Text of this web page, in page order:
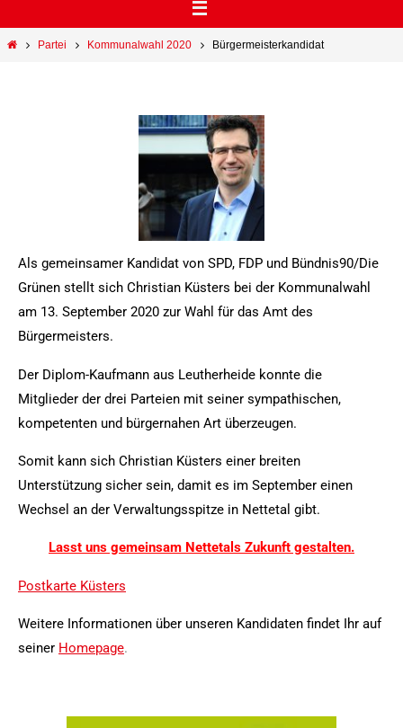
Partei Kommunalwahl 2020 Bürgermeisterkandidat
Als gemeinsamer Kandidat von SPD, FDP und Bündnis90/Die
Grünen stellt sich Christian Küsters bei der Kommunalwahl
am 13. September 2020 zur Wahl für das Amt des
Bürgermeisters.
Der Diplom-Kaufmann aus Leutherheide konnte die
Mitglieder der drei Parteien mit seiner sympathischen,
kompetenten und bürgernahen Art überzeugen.
Somit kann sich Christian Küsters einer breiten
Unterstützung sicher sein, damit es im September einen
Wechsel an der Verwaltungsspitze in Nettetal gibt.
Lasst uns gemeinsam Nettetals Zukunft gestalten.
Postkarte Küsters
Weitere Informationen über unseren Kandidaten findet Ihr auf
seiner Homepage.